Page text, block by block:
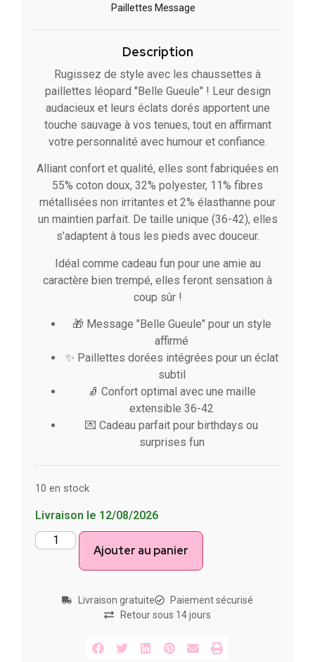
Paillettes Message​
Description
Rugissez de style avec les chaussettes à
paillettes léopard "Belle Gueule" ! Leur design
audacieux et leurs éclats dorés apportent une
touche sauvage à vos tenues, tout en affirmant
votre personnalité avec humour et confiance.
Alliant confort et qualité, elles sont fabriquées en
55% coton doux, 32% polyester, 11% fibres
métallisées non irritantes et 2% élasthanne pour
un maintien parfait. De taille unique (36-42), elles
s’adaptent à tous les pieds avec douceur.
Idéal comme cadeau fun pour une amie au
caractère bien trempé, elles feront sensation à
coup sûr !
🎁 Message "Belle Gueule" pour un style
affirmé
✨ Paillettes dorées intégrées pour un éclat
subtil
🧦 Confort optimal avec une maille
extensible 36-42
💌 Cadeau parfait pour birthdays ou
surprises fun
10 en stock
Livraison le 12/08/2026
Ajouter au panier
Livraison gratuite
Paiement sécurisé
Retour sous 14 jours